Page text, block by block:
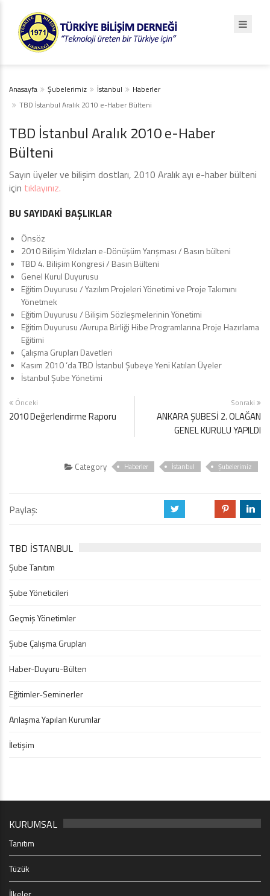
Anasayfa Şubelerimiz İstanbul
Haberler
TBD İstanbul Aralık 2010 e-Haber Bülteni
TBD İstanbul Aralık 2010 e-Haber
Bülteni
Sayın üyeler ve bilişim dostları, 2010 Aralık ayı e-haber bülteni
için tıklayınız.
BU SAYIDAKİ BAŞLIKLAR
Önsöz
2010 Bilişim Yıldızları e-Dönüşüm Yarışması / Basın bülteni
TBD 4. Bilişim Kongresi / Basın Bülteni
Genel Kurul Duyurusu
Eğitim Duyurusu / Yazılım Projeleri Yönetimi ve Proje Takımını
Yönetmek
Eğitim Duyurusu / Bilişim Sözleşmelerinin Yönetimi
Eğitim Duyurusu /Avrupa Birliği Hibe Programlarına Proje Hazırlama
Eğitimi
Çalışma Grupları Davetleri
Kasım 2010 ‘da TBD İstanbul Şubeye Yeni Katılan Üyeler
İstanbul Şube Yönetimi
Önceki
2010 Değerlendirme Raporu
Sonraki
ANKARA ŞUBESİ 2. OLAĞAN
GENEL KURULU YAPILDI
Category Haberler İstanbul Şubelerimiz
Paylaş: a d j
TBD İSTANBUL
Şube Tanıtım
Şube Yöneticileri
Geçmiş Yönetimler
Şube Çalışma Grupları
Haber-Duyuru-Bülten
Eğitimler-Seminerler
Anlaşma Yapılan Kurumlar
İletişim
KURUMSAL
Tanıtım
Tüzük